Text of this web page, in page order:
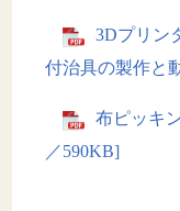
3Dプリン
付治具の製作と
布ピッキ
／590KB]